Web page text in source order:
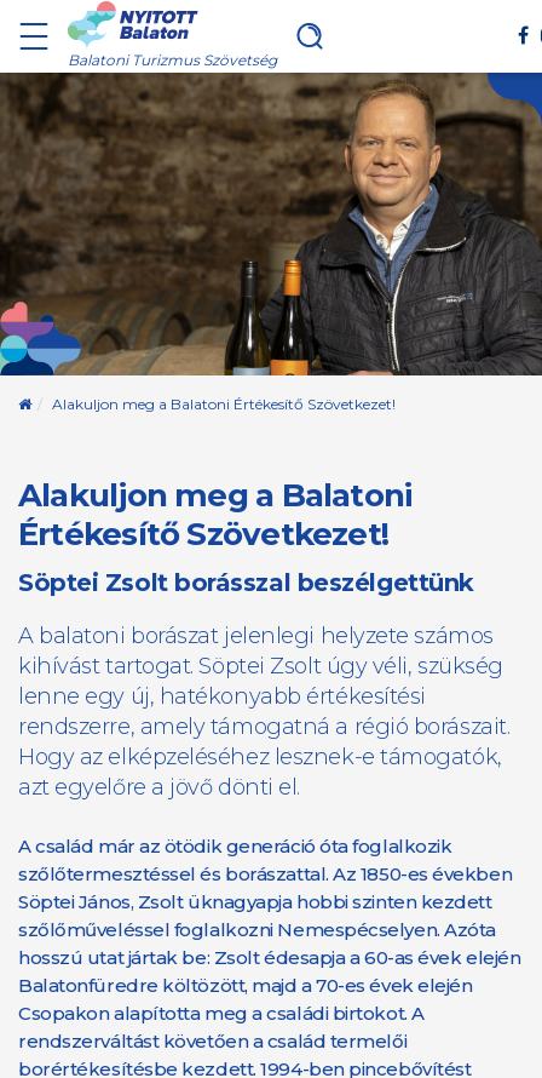
Balatoni Turizmus Szövetség
Kezdőoldal
Alakuljon meg a Balatoni Értékesítő Szövetkezet!
Alakuljon meg a Balatoni
Értékesítő Szövetkezet!
Söptei Zsolt borásszal beszélgettünk
A balatoni borászat jelenlegi helyzete számos
kihívást tartogat. Söptei Zsolt úgy véli, szükség
lenne egy új, hatékonyabb értékesítési
rendszerre, amely támogatná a régió borászait.
Hogy az elképzeléséhez lesznek-e támogatók,
azt egyelőre a jövő dönti el.
A család már az ötödik generáció óta foglalkozik
szőlőtermesztéssel és borászattal. Az 1850-es években
Söptei János, Zsolt üknagyapja hobbi szinten kezdett
szőlőműveléssel foglalkozni Nemespécselyen. Azóta
hosszú utat jártak be: Zsolt édesapja a 60-as évek elején
Balatonfüredre költözött, majd a 70-es évek elején
Csopakon alapította meg a családi birtokot. A
rendszerváltást követően a család termelői
borértékesítésbe kezdett. 1994-ben pincebővítést